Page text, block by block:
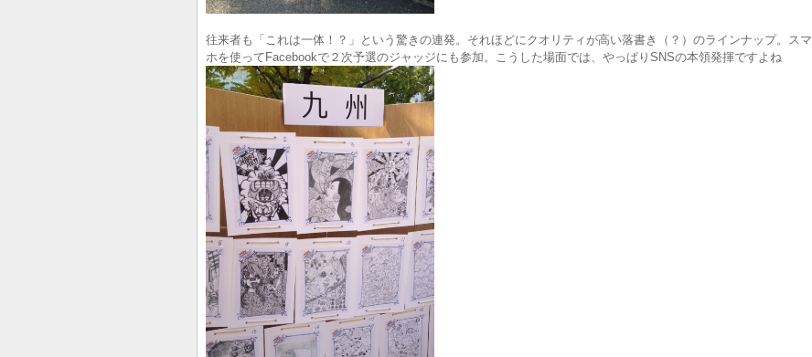
往来者も「これは一体！？」という驚きの連発。それほどにクオリティが高い落書き（？）のラインナップ。スマ
ホを使ってFacebookで２次予選のジャッジにも参加。こうした場面では、やっぱりSNSの本領発揮ですよね